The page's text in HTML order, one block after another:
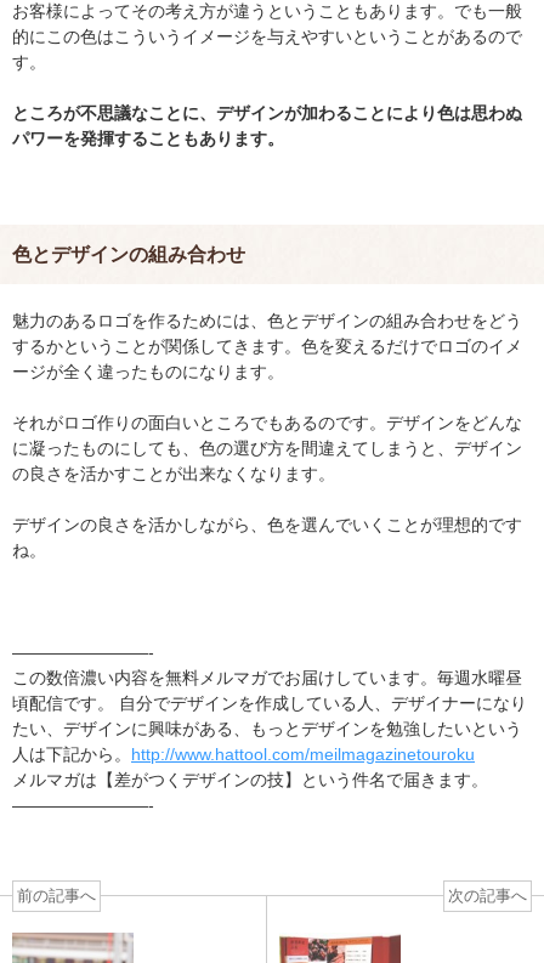
お客様によってその考え方が違うということもあります。でも一般
的にこの色はこういうイメージを与えやすいということがあるので
す。
ところが不思議なことに、デザインが加わることにより色は思わぬ
パワーを発揮することもあります。
色とデザインの組み合わせ
魅力のあるロゴを作るためには、色とデザインの組み合わせをどう
するかということが関係してきます。色を変えるだけでロゴのイメ
ージが全く違ったものになります。
それがロゴ作りの面白いところでもあるのです。デザインをどんな
に凝ったものにしても、色の選び方を間違えてしまうと、デザイン
の良さを活かすことが出来なくなります。
デザインの良さを活かしながら、色を選んでいくことが理想的です
ね。
————————-
この数倍濃い内容を無料メルマガでお届けしています。毎週水曜昼
頃配信です。 自分でデザインを作成している人、デザイナーになり
たい、デザインに興味がある、もっとデザインを勉強したいという
人は下記から。 http://www.hattool.com/meilmagazinetouroku
メルマガは【差がつくデザインの技】という件名で届きます。
————————-
前の記事へ 次の記事へ